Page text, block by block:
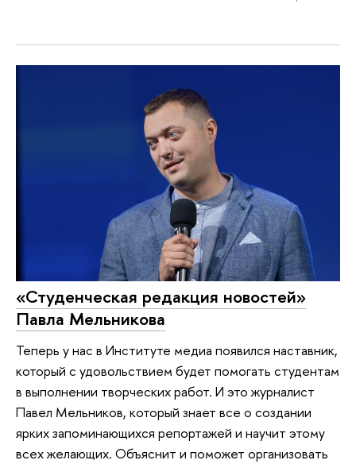
«Студенческая редакция новостей»
Павла Мельникова
Теперь у нас в Институте медиа появился наставник,
который с удовольствием будет помогать студентам
в выполнении творческих работ. И это журналист
Павел Мельников, который знает все о создании
ярких запоминающихся репортажей и научит этому
всех желающих. Объяснит и поможет организовать